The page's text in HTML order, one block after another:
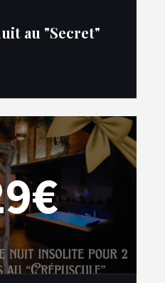
au "Secret"